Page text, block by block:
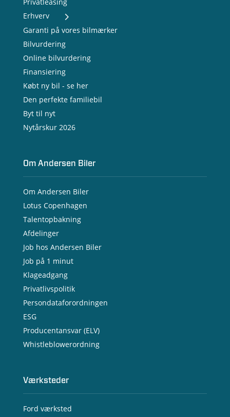
Erhverv
- Nye varebiler
- Brugte varebiler
- Erhvervsleasing
- Testkørsel
- Serviceaftale
- Opladning
Garanti på vores bilmærker
Bilvurdering
Online bilvurdering
Finansiering
Købt ny bil - se her
Den perfekte familiebil
Byt til nyt
Nytårskur 2026
Om Andersen Biler
Om Andersen Biler
Lotus Copenhagen
Talentopbakning
Afdelinger
Job hos Andersen Biler
Job på 1 minut
Klageadgang
Privatlivspolitik
Persondataforordningen
ESG
Producentansvar (ELV)
Whistleblowerordning
Værksteder
Ford værksted